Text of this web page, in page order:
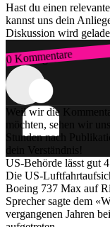
Hast du einen
kannst uns dein
Diskussion wird
0 Kommentare
Zum Login
Weil wir die
möchten, sehen wir
Stunden nach
dein Verständnis!
US-Behörde lässt gut
Die US-
Boeing 737 Max auf
Sprecher sagte dem
vergangenen Jahren